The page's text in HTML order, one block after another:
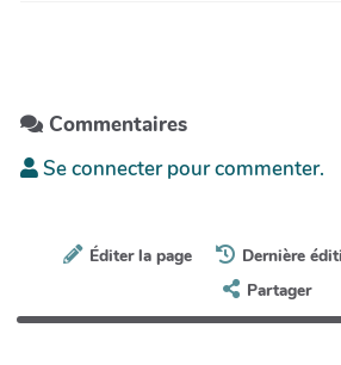
Commentaires
Se connecter pour commenter.
Éditer la page
Dernière
Partager